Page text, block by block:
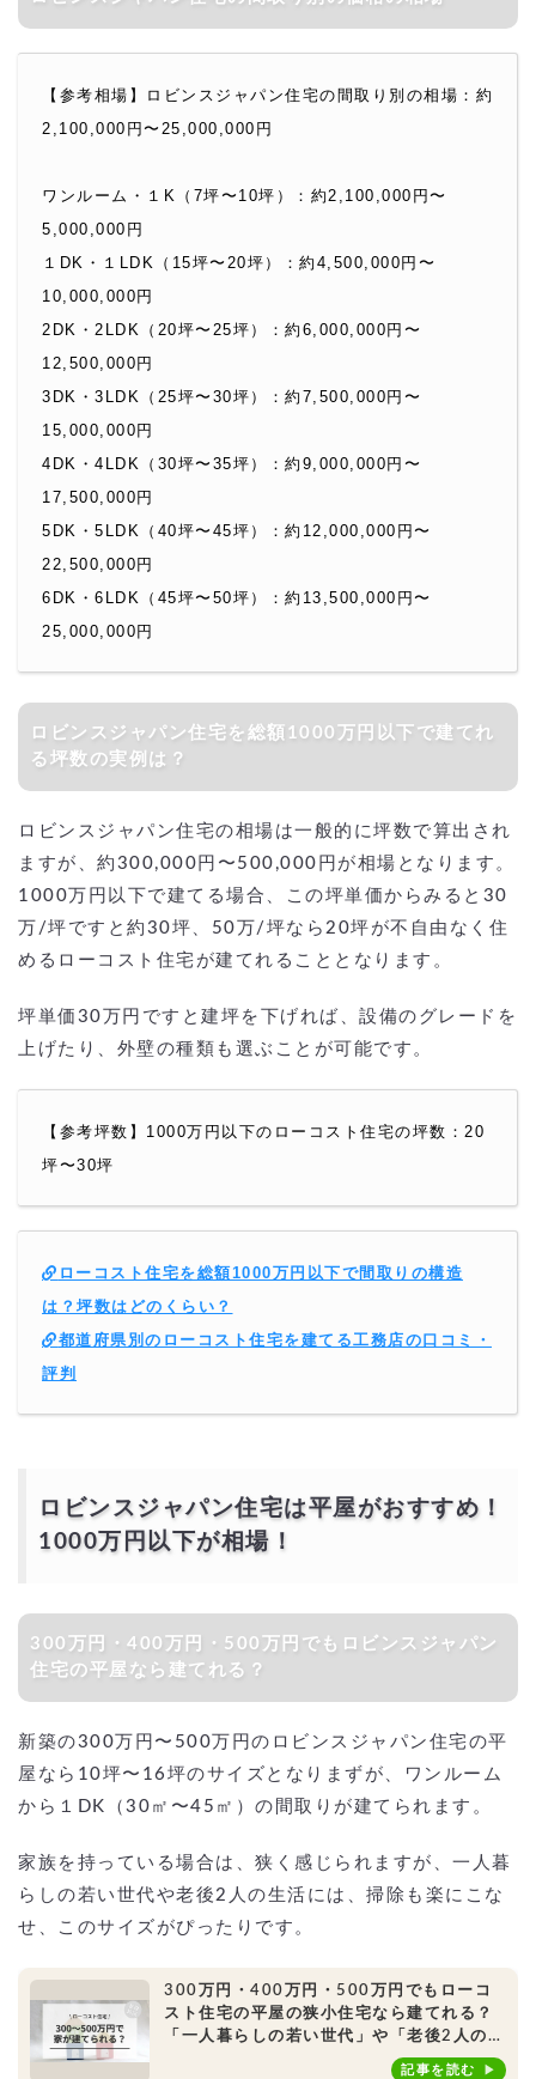
【参考相場】ロビンスジャパン住宅の間取り別の相場： 約
2,100,000円〜25,000,000円
ワンルーム・１K（7坪〜10坪）：約2,100,000円〜
5,000,000円
１DK・１LDK（15坪〜20坪）：約4,500,000円〜
10,000,000円
2DK・2LDK（20坪〜25坪）：約6,000,000円〜
12,500,000円
3DK・3LDK（25坪〜30坪）：約7,500,000円〜
15,000,000円
4DK・4LDK（30坪〜35坪）：約9,000,000円〜
17,500,000円
5DK・5LDK（40坪〜45坪）：約12,000,000円〜
22,500,000円
6DK・6LDK（45坪〜50坪）：約13,500,000円〜
25,000,000円
ロビンスジャパン住宅を総額1000万円以下で建てれ
る坪数の実例は？
ロビンスジャパン住宅の相場は一般的に坪数で算出され
ますが、約300,000円〜500,000円が相場となります。
1000万円以下で建てる場合、この坪単価からみると30
万/坪ですと約30坪、50万/坪なら20坪が不自由なく住
めるローコスト住宅が建てれることとなります。
坪単価30万円ですと建坪を下げれば、設備のグレードを
上げたり、外壁の種類も選ぶことが可能です。
【参考坪数】1000万円以下のローコスト住宅の坪数：20
坪〜30坪
ローコスト住宅を総額1000万円以下で間取りの構造
は？坪数はどのくらい？
都道府県別のローコスト住宅を建てる工務店の口コミ・
評判
ロビンスジャパン住宅は平屋がおすすめ！
1000万円以下が相場！
300万円・400万円・500万円でもロビンスジャパン
住宅の平屋なら建てれる？
新築の300万円〜500万円のロビンスジャパン住宅の平
屋なら10坪〜16坪のサイズとなりまずが、ワンルーム
から１DK（30㎡〜45㎡）の間取りが建てられます。
家族を持っている場合は、狭く感じられますが、一人暮
らしの若い世代や老後2人の生活には、掃除も楽にこな
せ、このサイズがぴったりです。
300万円・400万円・500万円でもローコ
スト住宅の平屋の狭小住宅なら建てれる？
「一人暮らしの若い世代」や「老後2人の生
活」、別荘、小屋におすすめ！
記事を読む